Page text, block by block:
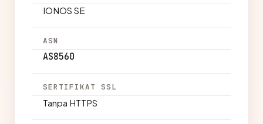
IONOS SE
ASN
AS8560
SERTIFIKAT SSL
Tanpa HTTPS